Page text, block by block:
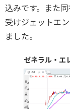
込みです。また
受けジェットエ
ました。
ゼネラル・エ